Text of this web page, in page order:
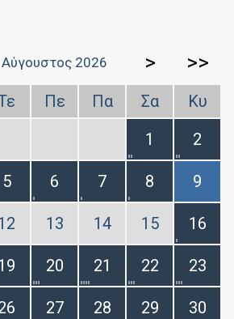
Αύγουστος 2026 > >>
Πε Πα Σα
Κυ
1
2
5 6 7 8 9
13 14 15 16
20 21 22 23
27 28 29 30